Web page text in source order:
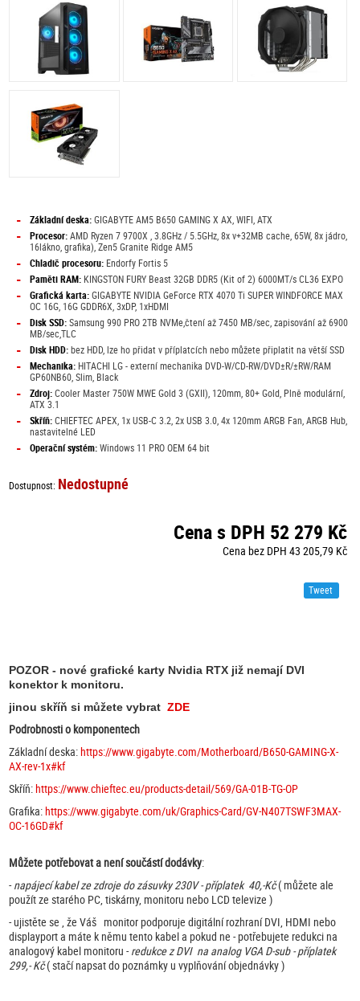
- Základní deska:GIGABYTE AM5 B650 GAMING X AX, WIFI, ATX
- Procesor:AMD Ryzen 7 9700X , 3.8GHz / 5.5GHz, 8x v+32MB cache, 65W, 8x jádro,
16lákno, grafika), Zen5 Granite Ridge AM5
- Chladič procesoru:Endorfy Fortis 5
- Paměti RAM:KINGSTON FURY Beast 32GB DDR5 (Kit of 2) 6000MT/s CL36 EXPO
- Grafická karta:GIGABYTE NVIDIA GeForce RTX 4070 Ti SUPER WINDFORCE MAX
OC 16G, 16G GDDR6X, 3xDP, 1xHDMI
- Disk SSD:Samsung 990 PRO 2TB NVMe,čtení až 7450 MB/sec, zapisování až 6900
MB/sec,TLC
- Disk HDD:bez HDD, lze ho přidat v příplatcích nebo můžete připlatit na větší SSD
- Mechanika:HITACHI LG - externí mechanika DVD-W/CD-RW/DVD±R/±RW/RAM
GP60NB60, Slim, Black
- Zdroj:Cooler Master 750W MWE Gold 3 (GXII), 120mm, 80+ Gold, Plně modulární,
ATX 3.1
- Skříň:CHIEFTEC APEX, 1x USB-C 3.2, 2x USB 3.0, 4x 120mm ARGB Fan, ARGB Hub,
nastavitelné LED
- Operační systém:Windows 11 PRO OEM 64 bit
Dostupnost: Nedostupné
Cena s DPH 52 279 Kč
Cena bez DPH 43 205,79 Kč
Tweet
POZOR - nové grafické karty Nvidia RTX již nemají DVI
konektor k monitoru.
jinou skříň si můžete vybratZDE
Podrobnosti o komponentech
Základní deska:https://www.gigabyte.com/Motherboard/B650-GAMING-X-
AX-rev-1x#kf
Skříň:https://www.chieftec.eu/products-detail/569/GA-01B-TG-OP
Grafika:https://www.gigabyte.com/uk/Graphics-Card/GV-N407TSWF3MAX-
OC-16GD#kf
Můžete potřebovat a není součástí dodávky:
-napájecí kabel ze zdroje do zásuvky 230V - příplatek 40,-Kč( můžete ale
použít ze starého PC, tiskárny, monitoru nebo LCD televize )
- ujistěte se , že Váš monitor podporuje digitální rozhraní DVI, HDMI nebo
displayport a máte k němu tento kabel a pokud ne - potřebujete redukci na
analogový kabel monitoru -redukce z DVI na analog VGA D-sub - příplatek
299,- Kč( stačí napsat do poznámky u vyplňování objednávky )